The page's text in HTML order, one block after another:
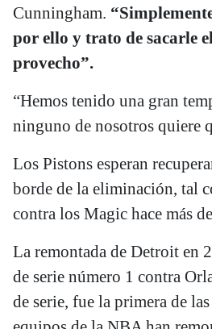
Cunningham.
por ello y trato de sacarle
provecho”.
“Hemos tenido una gran
ninguno de nosotros quiere
Los Pistons esperan
borde de la eliminación, tal
contra los Magic hace más
La remontada de Detroit en
de serie número 1 contra
de serie, fue la primera de